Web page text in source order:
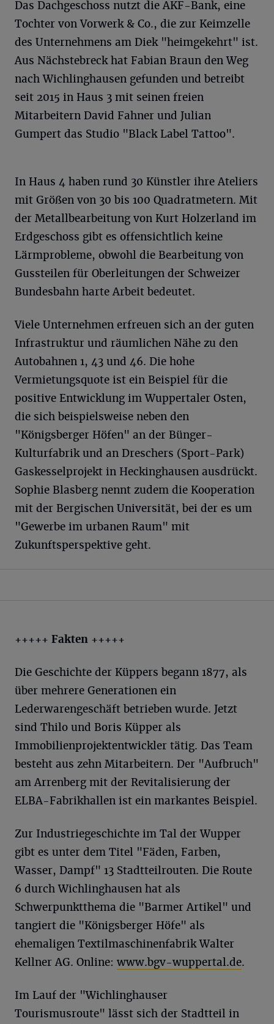
Das Dachgeschoss nutzt die AKF-Bank, eine
Tochter von Vorwerk & Co., die zur Keimzelle
des Unternehmens am Diek "heimgekehrt" ist.
Aus Nächstebreck hat Fabian Braun den Weg
nach Wichlinghausen gefunden und betreibt
seit 2015 in Haus 3 mit seinen freien
Mitarbeitern David Fahner und Julian
Gumpert das Studio "Black Label Tattoo".
In Haus 4 haben rund 30 Künstler ihre Ateliers
mit Größen von 30 bis 100 Quadratmetern. Mit
der Metallbearbeitung von Kurt Holzerland im
Erdgeschoss gibt es offensichtlich keine
Lärmprobleme, obwohl die Bearbeitung von
Gussteilen für Oberleitungen der Schweizer
Bundesbahn harte Arbeit bedeutet.
Viele Unternehmen erfreuen sich an der guten
Infrastruktur und räumlichen Nähe zu den
Autobahnen 1, 43 und 46. Die hohe
Vermietungsquote ist ein Beispiel für die
positive Entwicklung im Wuppertaler Osten,
die sich beispielsweise neben den
"Königsberger Höfen" an der Bünger-
Kulturfabrik und an Dreschers (Sport-Park)
Gaskesselprojekt in Heckinghausen ausdrückt.
Sophie Blasberg nennt zudem die Kooperation
mit der Bergischen Universität, bei der es um
"Gewerbe im urbanen Raum" mit
Zukunftsperspektive geht.
+++++ Fakten +++++
Die Geschichte der Küppers begann 1877, als
über mehrere Generationen ein
Lederwarengeschäft betrieben wurde. Jetzt
sind Thilo und Boris Küpper als
Immobilienprojektentwickler tätig. Das Team
besteht aus zehn Mitarbeitern. Der "Aufbruch"
am Arrenberg mit der Revitalisierung der
ELBA-Fabrikhallen ist ein markantes Beispiel.
Zur Industriegeschichte im Tal der Wupper
gibt es unter dem Titel "Fäden, Farben,
Wasser, Dampf" 13 Stadtteilrouten. Die Route
6 durch Wichlinghausen hat als
Schwerpunktthema die "Barmer Artikel" und
tangiert die "Königsberger Höfe" als
ehemaligen Textilmaschinenfabrik Walter
Kellner AG. Online: www.bgv-wuppertal.de.
Im Lauf der "Wichlinghauser
Tourismusroute" lässt sich der Stadtteil in